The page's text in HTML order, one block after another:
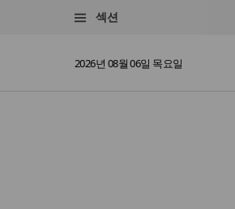
섹션
2026년 08월 06일 목요일